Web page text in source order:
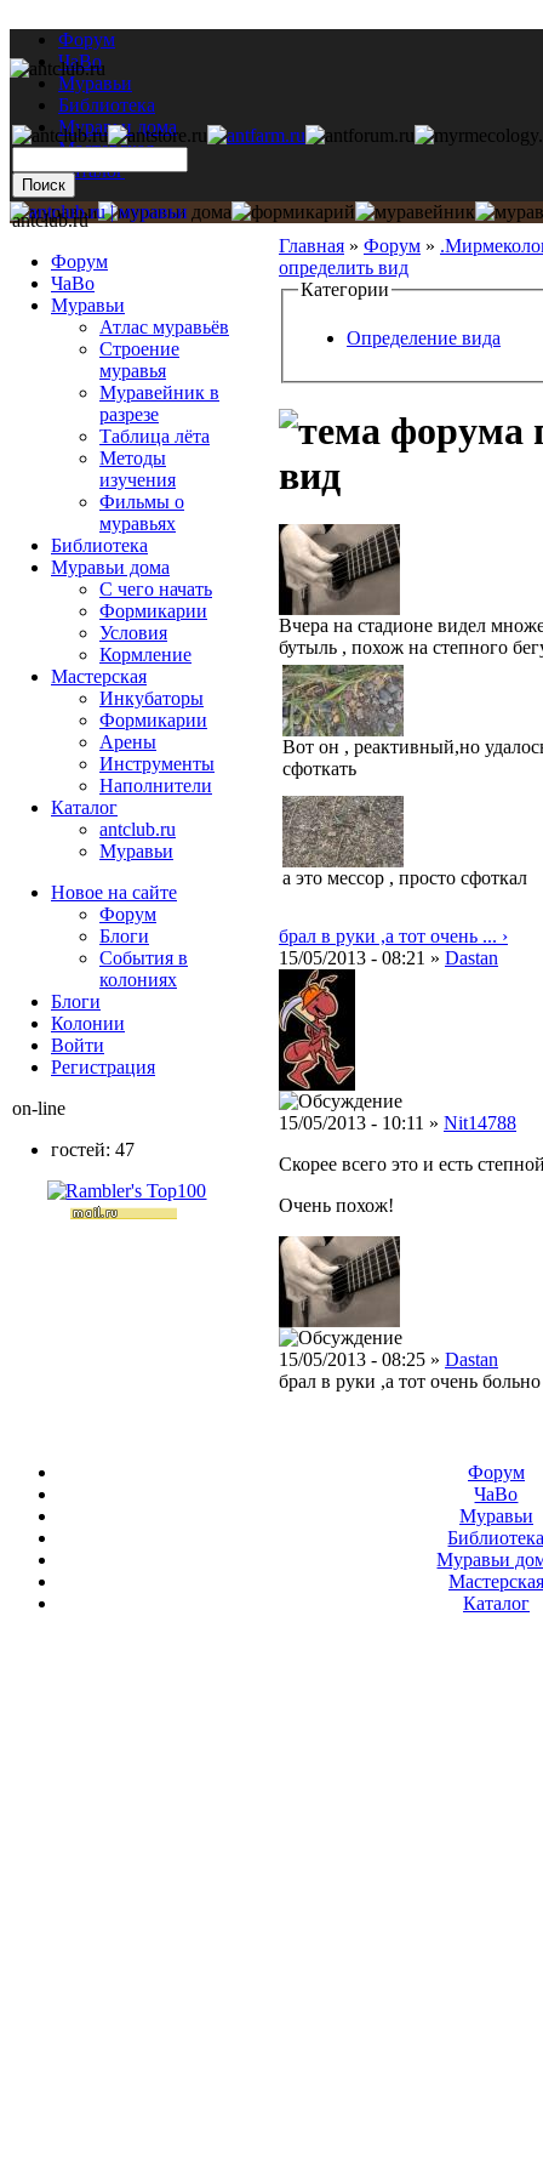
Форум
ЧаВо
Муравьи
Библиотека
Муравьи дома
Мастерская
Каталог
Главная » Форум »
определить вид
Категории
Определение вида
вид
Вчера на стадионе видел
бутыль , похож на степного
Вот он , реактивный,но
сфоткать
а это мессор , просто сфоткал
брал в руки ,а тот очень ... ›
15/05/2013 - 08:21 » Dastan
15/05/2013 - 10:11 » Nit14788
Скорее всего это и есть
Очень похож!
15/05/2013 - 08:25 » Dastan
брал в руки ,а тот очень больно
antclub.ru
Форум
ЧаВо
Муравьи
Атлас муравьёв
Строение
муравья
Муравейник в
разрезе
Таблица лёта
Методы
изучения
Фильмы о
муравьях
Библиотека
Муравьи дома
С чего начать
Формикарии
Условия
Кормление
Мастерская
Инкубаторы
Формикарии
Арены
Инструменты
Наполнители
Каталог
antclub.ru
Муравьи
Новое на сайте
Форум
Блоги
События в
колониях
Блоги
Колонии
Войти
Peгиcтpaция
on-line
гостей: 47
Форум
ЧаВо
Муравьи
Муравьи
Мастерская
Каталог